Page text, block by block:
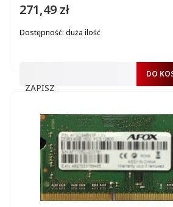
Cena
271,49 zł
Dostępność: duża ilość
ZAPISZ
DO